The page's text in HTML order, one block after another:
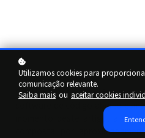
O kernel doLinuxé
software de código aberto
momento deste artigo, a
composta por
Utilizamos cookies para
comunicação relevante.
Saiba mais ou aceitar cookies